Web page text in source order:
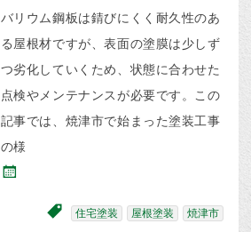
バリウム鋼板は錆びにくく耐久性のあ
る屋根材ですが、表面の塗膜は少しず
つ劣化していくため、状態に合わせた
点検やメンテナンスが必要です。この
記事では、焼津市で始まった塗装工事
の様
住宅塗装 屋根塗装 焼津市